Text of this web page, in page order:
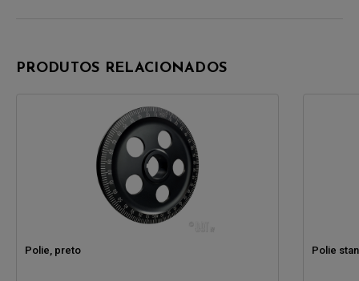
PRODUTOS RELACIONADOS
Polie, preto Polie